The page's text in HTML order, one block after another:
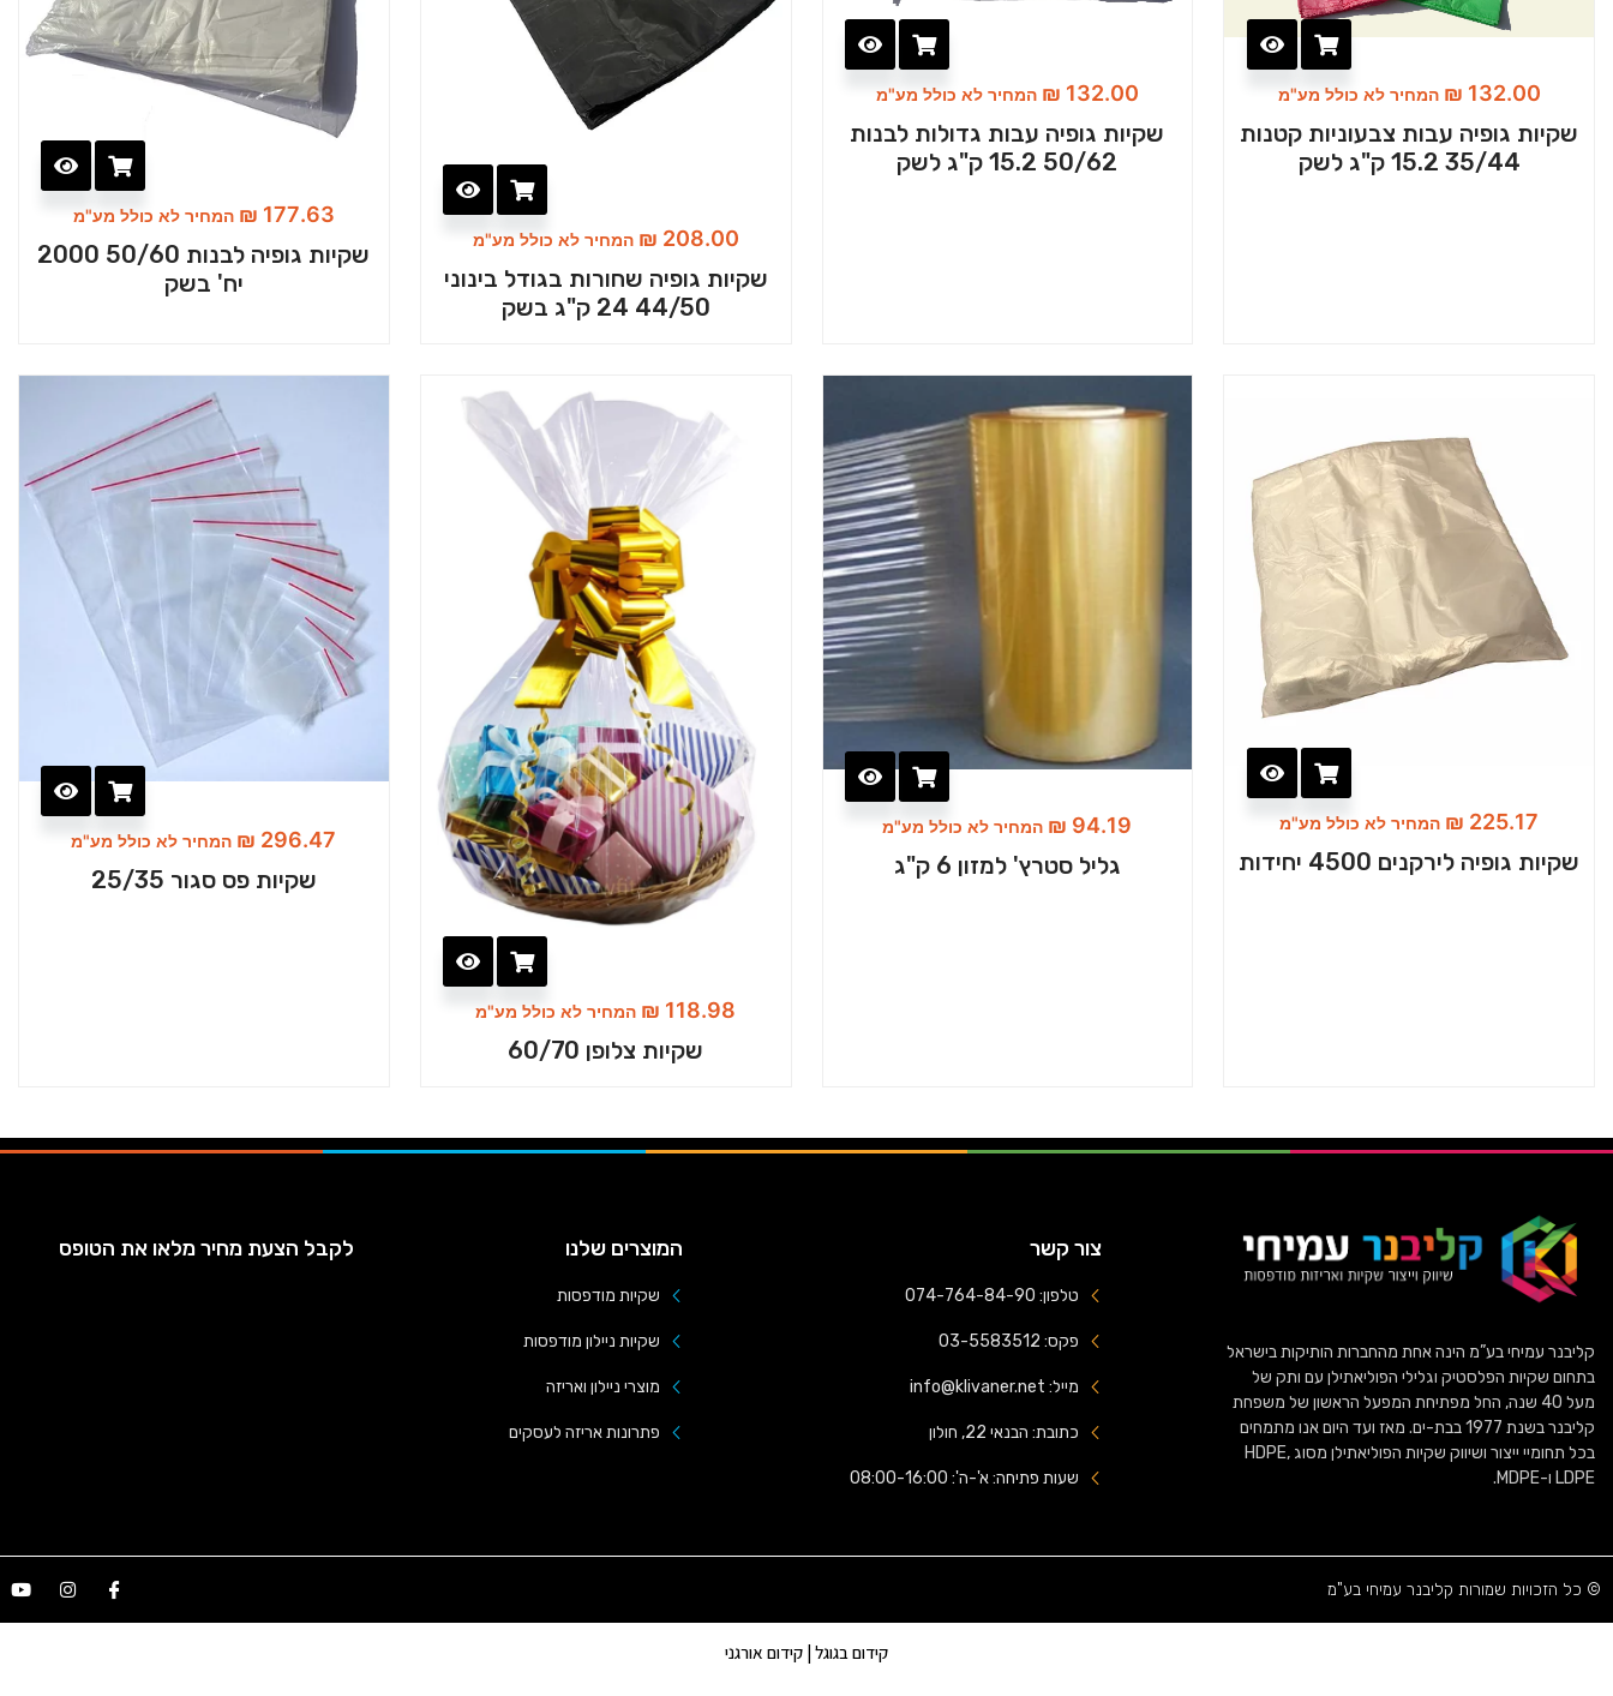
₪ 132.00 המחיר לא כולל מע"מ
שקיות גופיה עבות צבעוניות קטנות
35/44 15.2 ק"ג לשק
₪ 132.00 המחיר לא כולל מע"מ
שקיות גופיה עבות גדולות לבנות
50/62 15.2 ק"ג לשק
₪ 208.00 המחיר לא כולל מע"מ
שקיות גופיה שחורות בגודל בינוני
44/50 24 ק"ג בשק
₪ 177.63 המחיר לא כולל מע"מ
שקיות גופיה לבנות 50/60 2000
יח' בשק
₪ 225.17 המחיר לא כולל מע"מ
שקיות גופיה לירקנים 4500 יחידות
₪ 94.19 המחיר לא כולל מע"מ
גליל סטרץ' למזון 6 ק"ג
₪ 118.98 המחיר לא כולל מע"מ
שקיות צלופן 60/70
₪ 296.47 המחיר לא כולל מע"מ
שקיות פס סגור 25/35
קליבנר עמיחי בע”מ הינה אחת מהחברות הותיקות בישראל
בתחום שקיות הפלסטיק וגלילי הפוליאתילן עם ותק של
מעל 40 שנה, החל מפתיחת המפעל הראשון של משפחת
קליבנר בשנת 1977 בבת-ים. מאז ועד היום אנו מתמחים
בכל תחומיי ייצור ושיווק שקיות הפוליאתילן מסוג HDPE,
LDPE ו-MDPE.
צור קשר
טלפון: 074-764-84-90
פקס: 03-5583512
מייל: info@klivaner.net
כתובת: הבנאי 22, חולון
שעות פתיחה: א'-ה': 08:00-16:00
המוצרים שלנו
שקיות מודפסות
שקיות ניילון מודפסות
מוצרי ניילון ואריזה
פתרונות אריזה לעסקים
לקבל הצעת מחיר מלאו את הטופס
© כל הזכויות שמורות קליבנר עמיחי בע"מ
קידום בגוגל | קידום אורגני